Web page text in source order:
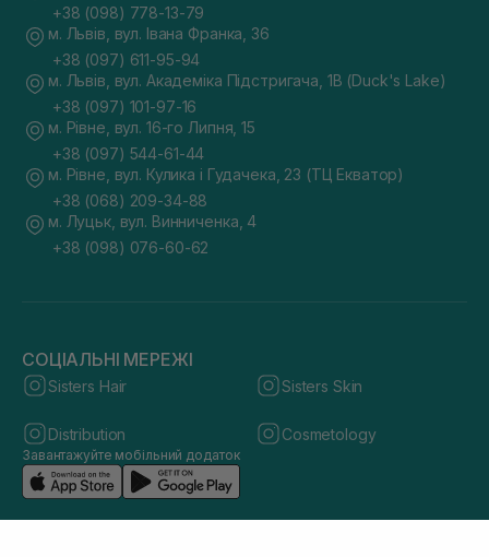
+38 (098) 778-13-79
м. Львів, вул. Івана Франка, 36
+38 (097) 611-95-94
м. Львів, вул. Академіка Підстригача, 1В (Duck's Lake)
+38 (097) 101-97-16
м. Рівне, вул. 16-го Липня, 15
+38 (097) 544-61-44
м. Рівне, вул. Кулика і Гудачека, 23 (ТЦ Екватор)
+38 (068) 209-34-88
м. Луцьк, вул. Винниченка, 4
+38 (098) 076-60-62
СОЦІАЛЬНІ МЕРЕЖІ
Sisters Hair Sisters Skin
Distribution Cosmetology
Завантажуйте мобільний додаток